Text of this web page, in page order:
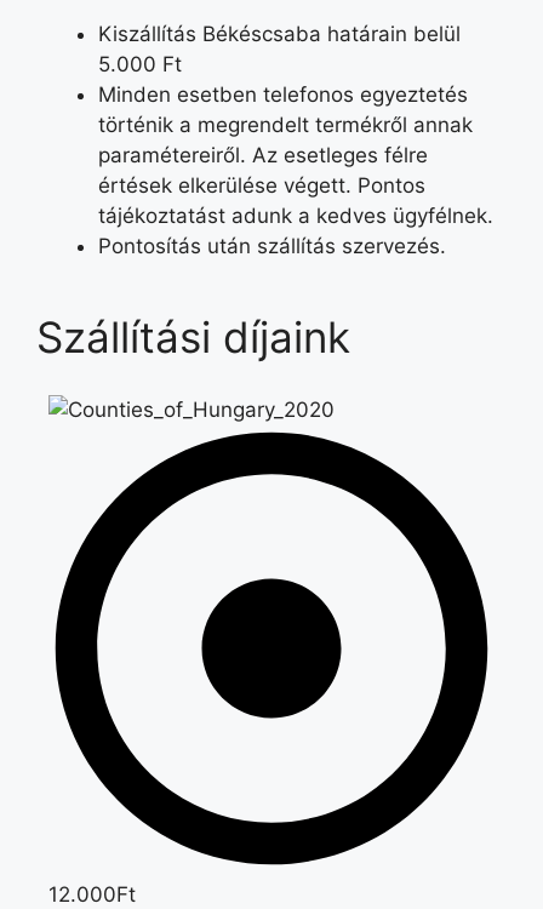
Kiszállítás Békéscsaba határain belül
5.000 Ft
Minden esetben telefonos egyeztetés
történik a megrendelt termékről annak
paramétereiről. Az esetleges félre
értések elkerülése végett. Pontos
tájékoztatást adunk a kedves ügyfélnek.
Pontosítás után szállítás szervezés.
Szállítási díjaink
12.000Ft